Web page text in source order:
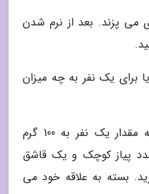
5 دقیقه ای می پزند. بعد از نرم شدن
برای یک نفر به چه میزان
برای تهیه ماکارونی با سویا به مقدار یک نفر به 100 گرم
یک عدد پیاز کوچک و یک قاشق
بسته به علاقه خود می